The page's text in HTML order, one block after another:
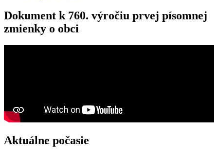
Dokument k 760. výročiu prvej písomnej
zmienky o obci
Aktuálne počasie